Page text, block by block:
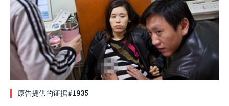
原告提供的证据#1935